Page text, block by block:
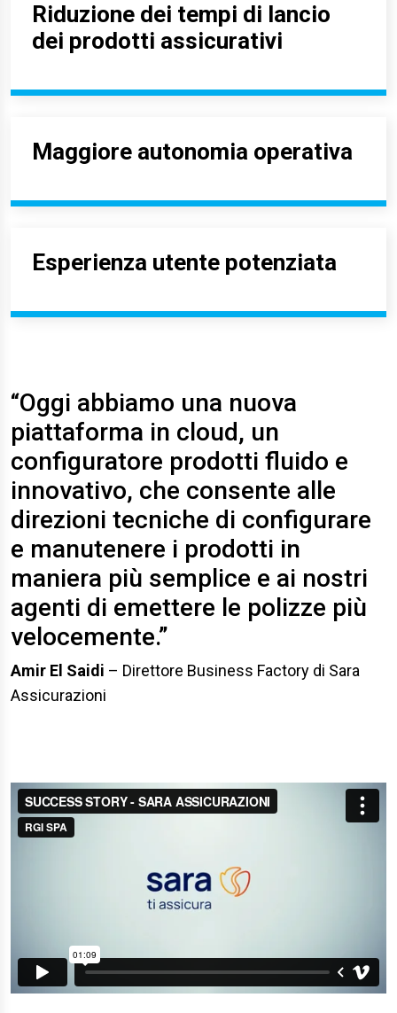
Riduzione dei tempi di lancio
dei prodotti assicurativi
Maggiore autonomia operativa
Esperienza utente potenziata
“Oggi abbiamo una nuova
piattaforma in cloud, un
configuratore prodotti fluido e
innovativo, che consente alle
direzioni tecniche di configurare
e manutenere i prodotti in
maniera più semplice e ai nostri
agenti di emettere le polizze più
velocemente.”
Amir El Saidi – Direttore Business Factory di Sara
Assicurazioni